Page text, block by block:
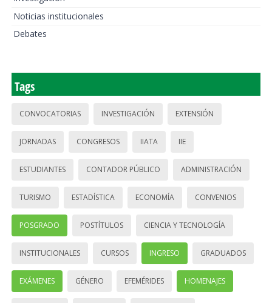
Noticias institucionales
Debates
Tags
CONVOCATORIAS INVESTIGACIÓN EXTENSIÓN
JORNADAS CONGRESOS IIATA IIE
ESTUDIANTES CONTADOR PÚBLICO ADMINISTRACIÓN
TURISMO ESTADÍSTICA ECONOMÍA CONVENIOS
POSGRADO POSTÍTULOS CIENCIA Y TECNOLOGÍA
INSTITUCIONALES CURSOS INGRESO GRADUADOS
EXÁMENES GÉNERO EFEMÉRIDES HOMENAJES